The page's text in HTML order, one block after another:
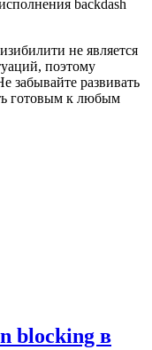
backdash
не является
поэтому
забывайте развивать
готовым к любым
blocking в